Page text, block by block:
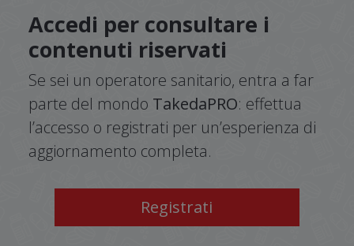
Accedi per consultare i
contenuti riservati
Se sei un operatore sanitario, entra a far
parte del mondo TakedaPRO: effettua
l’accesso o registrati per un’esperienza di
aggiornamento completa.
Registrati